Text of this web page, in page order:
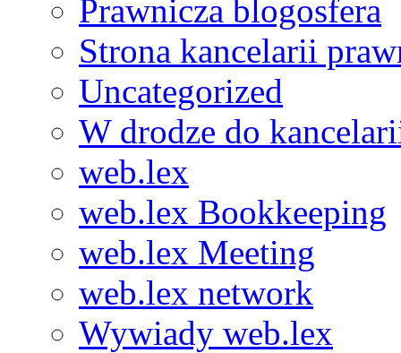
Prawnicza blogosfera
Strona kancelarii
Uncategorized
W drodze do
web.lex
web.lex Bookkeeping
web.lex Meeting
web.lex network
Wywiady web.lex